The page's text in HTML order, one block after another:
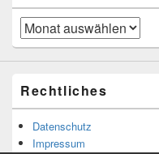
Archiv
Rechtliches
Datenschutz
Impressum